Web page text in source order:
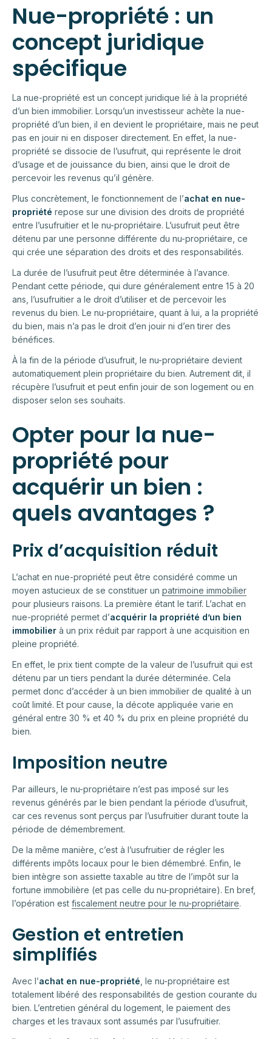
Nue-propriété : un
concept juridique
spécifique
La nue-propriété est un concept juridique lié à la propriété
d’un bien immobilier. Lorsqu’un investisseur achète la nue-
propriété d’un bien, il en devient le propriétaire, mais ne peut
pas en jouir ni en disposer directement. En effet, la nue-
propriété se dissocie de l’usufruit, qui représente le droit
d’usage et de jouissance du bien, ainsi que le droit de
percevoir les revenus qu’il génère.
Plus concrètement, le fonctionnement de l’achat en nue-
propriété repose sur une division des droits de propriété
entre l’usufruitier et le nu-propriétaire. L’usufruit peut être
détenu par une personne différente du nu-propriétaire, ce
qui crée une séparation des droits et des responsabilités.
La durée de l’usufruit peut être déterminée à l’avance.
Pendant cette période, qui dure généralement entre 15 à 20
ans, l’usufruitier a le droit d’utiliser et de percevoir les
revenus du bien. Le nu-propriétaire, quant à lui, a la propriété
du bien, mais n’a pas le droit d’en jouir ni d’en tirer des
bénéfices.
À la fin de la période d’usufruit, le nu-propriétaire devient
automatiquement plein propriétaire du bien. Autrement dit, il
récupère l’usufruit et peut enfin jouir de son logement ou en
disposer selon ses souhaits.
Opter pour la nue-
propriété pour
acquérir un bien :
quels avantages ?
Prix d’acquisition réduit
L’achat en nue-propriété peut être considéré comme un
moyen astucieux de se constituer un patrimoine immobilier
pour plusieurs raisons. La première étant le tarif. L’achat en
nue-propriété permet d’acquérir la propriété d’un bien
immobilier à un prix réduit par rapport à une acquisition en
pleine propriété.
En effet, le prix tient compte de la valeur de l’usufruit qui est
détenu par un tiers pendant la durée déterminée. Cela
permet donc d’accéder à un bien immobilier de qualité à un
coût limité. Et pour cause, la décote appliquée varie en
général entre 30 % et 40 % du prix en pleine propriété du
bien.
Imposition neutre
Par ailleurs, le nu-propriétaire n’est pas imposé sur les
revenus générés par le bien pendant la période d’usufruit,
car ces revenus sont perçus par l’usufruitier durant toute la
période de démembrement.
De la même manière, c’est à l’usufruitier de régler les
différents impôts locaux pour le bien démembré. Enfin, le
bien intègre son assiette taxable au titre de l’impôt sur la
fortune immobilière (et pas celle du nu-propriétaire). En bref,
l’opération est fiscalement neutre pour le nu-propriétaire.
Gestion et entretien
simplifiés
Avec l’achat en nue-propriété , le nu-propriétaire est
totalement libéré des responsabilités de gestion courante du
bien. L’entretien général du logement, le paiement des
charges et les travaux sont assumés par l’usufruitier.